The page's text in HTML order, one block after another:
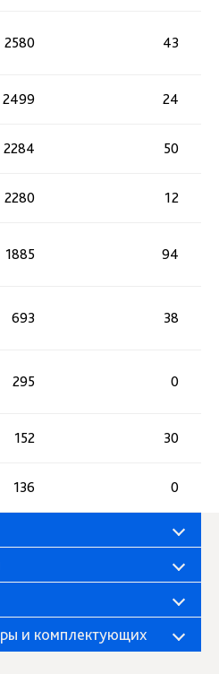
2580 43
2499
24
2284
50
2280
12
1885 94
693 38
295 0
152
30
136 0
и комплектующих